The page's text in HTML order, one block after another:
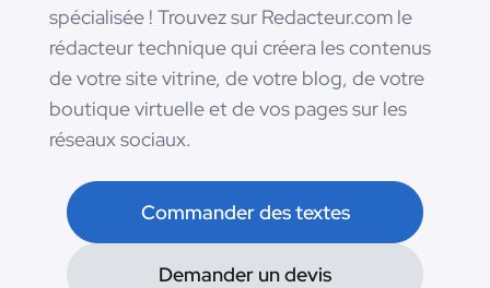
spécialisée ! Trouvez sur Redacteur.com le
rédacteur technique qui créera les contenus
de votre site vitrine, de votre blog, de votre
boutique virtuelle et de vos pages sur les
réseaux sociaux.
Commander des textes
Demander un devis